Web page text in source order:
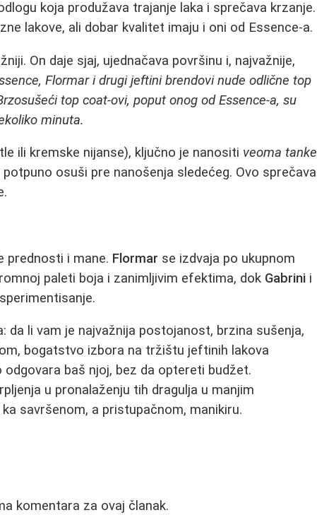
koja produžava trajanje laka i sprečava krzanje.
lakove, ali dobar kvalitet imaju i oni od Essence-a.
On daje sjaj, ujednačava površinu i, najvažnije,
Flormar i drugi jeftini brendovi nude odlične top
top coat-ovi, poput onog od Essence-a, su
minuta.
ili kremske nijanse), ključno je nanositi veoma tanke
osuši pre nanošenja sledećeg. Ovo sprečava
prednosti i mane. Flormar se izdvaja po ukupnom
paleti boja i zanimljivim efektima, dok Gabrini i
da li vam je najvažnija postojanost, brzina sušenja,
bogatstvo izbora na tržištu jeftinih lakova
baš njoj, bez da optereti budžet.
u pronalaženju tih dragulja u manjim
savršenom, a pristupačnom, manikiru.
komentara za ovaj članak.